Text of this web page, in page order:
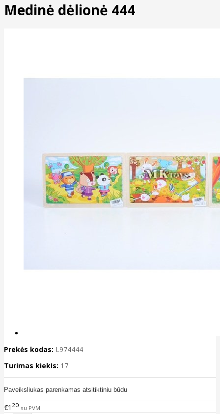
Medinė dėlionė 444
Prekės kodas: L974444
Turimas kiekis: 17
Paveiksliukas parenkamas atsitiktiniu būdu
€1 20 su PVM